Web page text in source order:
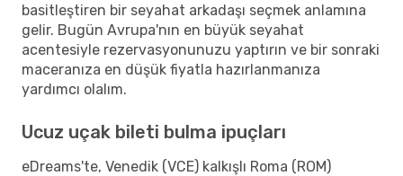
basitleştiren bir seyahat arkadaşı seçmek anlamına
gelir. Bugün Avrupa'nın en büyük seyahat
acentesiyle rezervasyonunuzu yaptırın ve bir sonraki
maceranıza en düşük fiyatla hazırlanmanıza
yardımcı olalım.
Ucuz uçak bileti bulma ipuçları
eDreams'te, Venedik (VCE) kalkışlı Roma (ROM)